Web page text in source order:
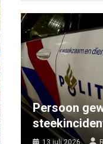
Persoon